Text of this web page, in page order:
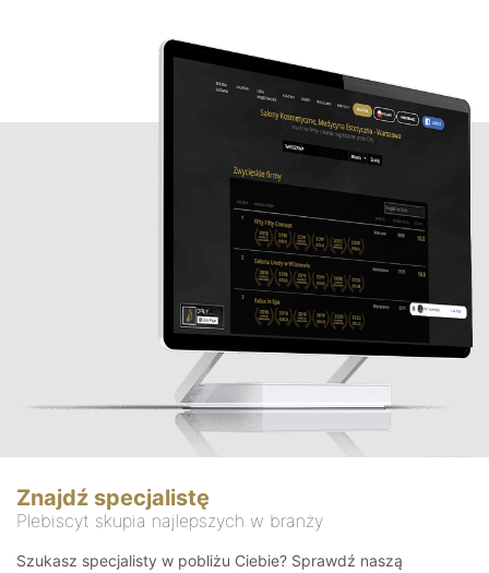
Znajdź specjalistę
Plebiscyt skupia najlepszych w branży
Szukasz specjalisty w pobliżu Ciebie? Sprawdź naszą